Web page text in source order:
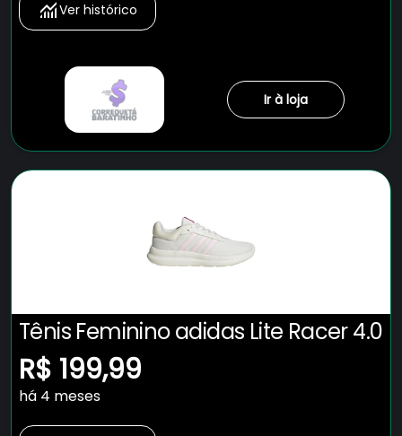
Ver histórico
Ir à loja
Tênis Feminino adidas Lite Racer 4.0
R$ 199,99
há 4 meses